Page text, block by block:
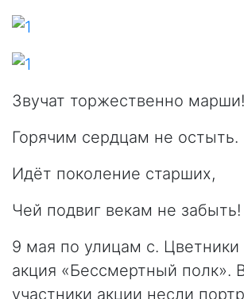
Звучат торжественно марши!
Горячим сердцам не остыть.
Идёт поколение старших,
Чей подвиг векам не забыть!
9 мая по улицам с.
акция «Бессмертный полк».
участники акции несли